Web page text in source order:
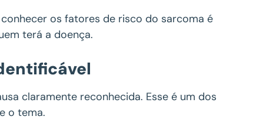
os fatores de risco do sarcoma é
terá a doença.
claramente reconhecida. Esse é um dos
o tema.